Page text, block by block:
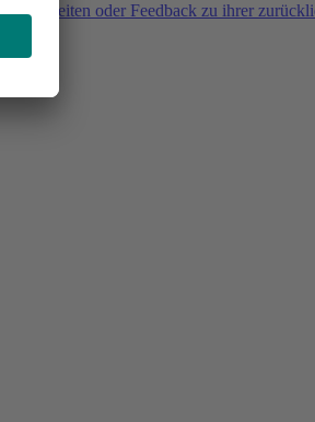
oder Feedback zu ihrer